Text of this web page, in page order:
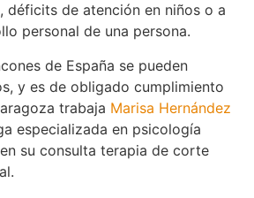
déficits de atención en niños o a
personal de una persona.
de España se pueden
y es de obligado cumplimiento
trabaja Marisa Hernández
especializada en psicología
su consulta terapia de corte